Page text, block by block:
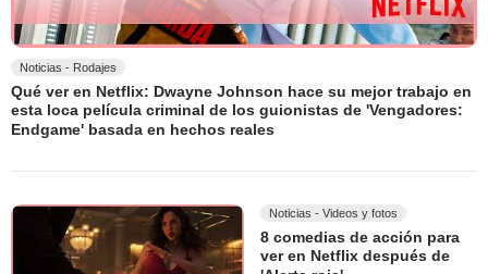
Noticias - Rodajes
Qué ver en Netflix: Dwayne Johnson hace su mejor trabajo en
esta loca película criminal de los guionistas de 'Vengadores:
Endgame' basada en hechos reales
Noticias - Videos y fotos
8 comedias de acción para
ver en Netflix después de